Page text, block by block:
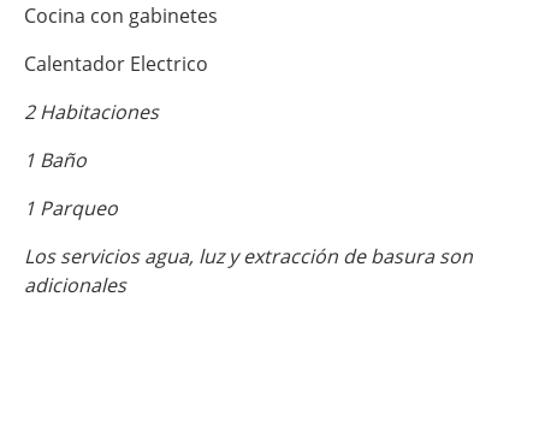
Cocina con gabinetes
Calentador Electrico
2 Habitaciones
1 Baño
1 Parqueo
Los servicios agua, luz y extracción de basura son
adicionales